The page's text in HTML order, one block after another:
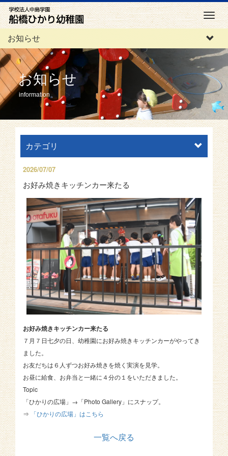
M
e
n
u
お知らせ
お知らせ
information
カテゴリ
2026/07/07
お好み焼きキッチンカー来たる
お好み焼きキッチンカー来たる
７月７日七夕の日、幼稚園にお好み焼きキッチンカーがやってき
ました。
お友だちは６人ずつお好み焼きを焼く実演を見学。
お昼に給食、お弁当と一緒に４分の１をいただきました。
Topic
「ひかりの広場」→「Photo Gallery」にスナップ。
⇒
「ひかりの広場」はこちら
一覧へ戻る